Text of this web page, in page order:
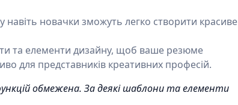
навіть новачки зможуть легко створити красиве
та елементи дизайну, щоб ваше резюме
для представників креативних професій.
обмежена. За деякі шаблони та елементи